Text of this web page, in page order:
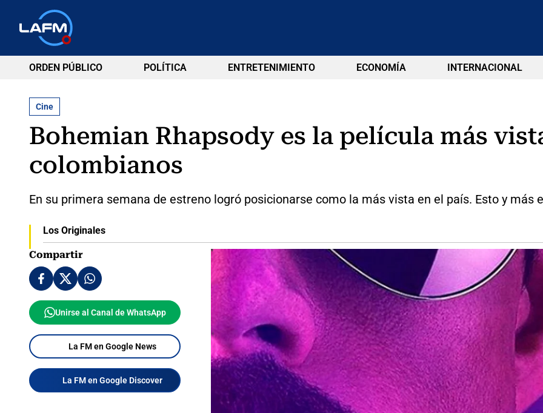
ORDEN PÚBLICO POLÍTICA ENTRETENIMIENTO ECONOMÍA INTERNACIONAL
Cine
Bohemian Rhapsody es la película más
colombianos
En su primera semana de estreno logró posicionarse como la más vista en el país. Esto y más
Los Originales
Compartir
Unirse al Canal de WhatsApp
La FM en Google News
La FM en Google Discover